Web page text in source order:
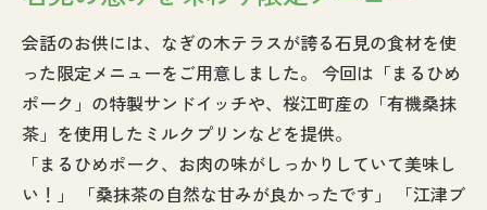
会話のお供には、なぎの木テラスが誇る石見の食材を使
った限定メニューをご用意しました。 今回は「まるひめ
ポーク」の特製サンドイッチや、桜江町産の「有機桑抹
茶」を使用したミルクプリンなどを提供。
「まるひめポーク、お肉の味がしっかりしていて美味し
い！」 「桑抹茶の自然な甘みが良かったです」 「江津ブ